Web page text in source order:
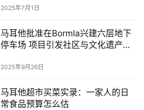
2025年7月1日
马耳他批准在Bormla兴建六层地下
停车场 项目引发社区与文化遗产争
2025年9月26日
马耳他超市买菜实录：一家人的日
常食品预算怎么估